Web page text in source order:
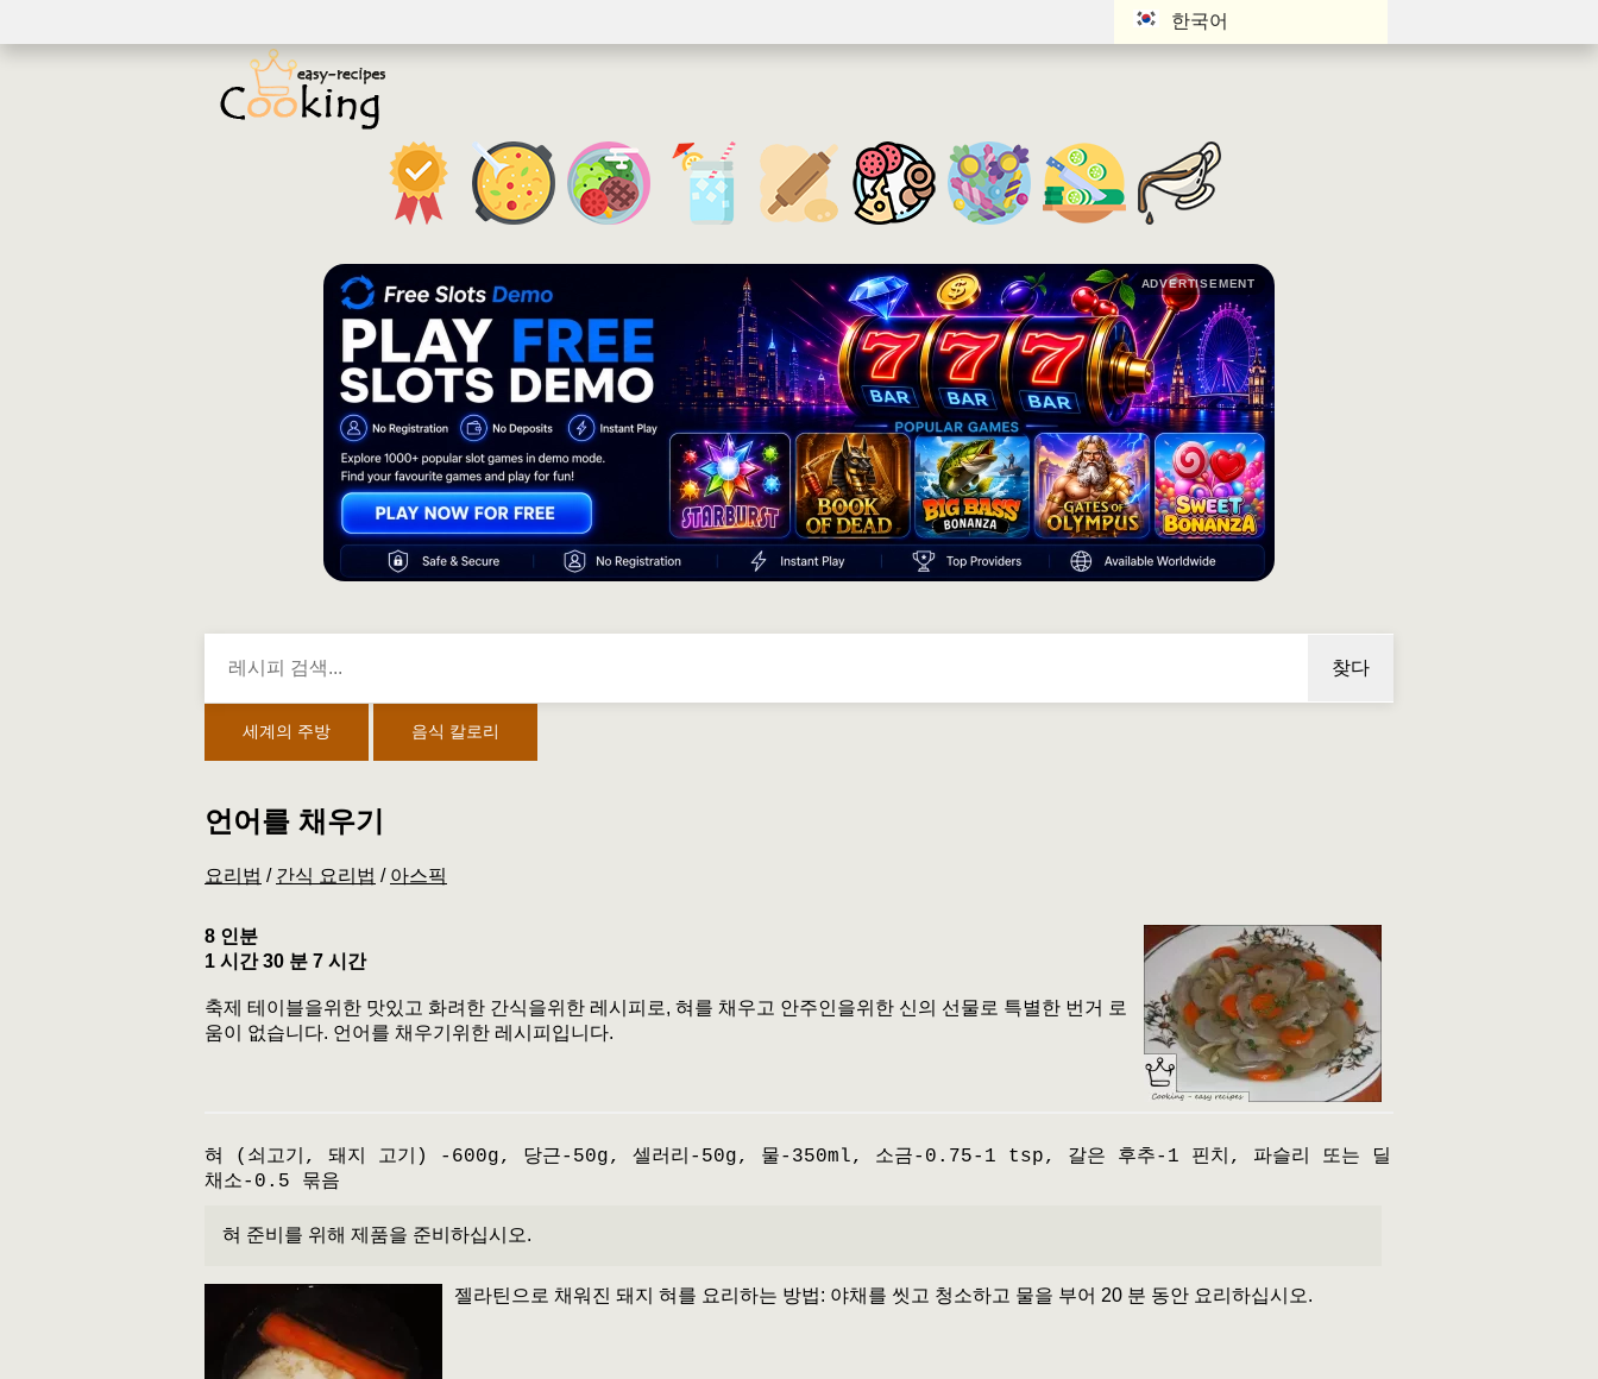
한국어
ADVERTISEMENT
찾다
세계의 주방 음식 칼로리
언어를 채우기
요리법 / 간식 요리법 / 아스픽
8 인분
1 시간 30 분 7 시간
축제 테이블을위한 맛있고 화려한 간식을위한 레시피로, 혀를 채우고 안주인을위한 신의 선물로 특별한 번거 로
움이 없습니다. 언어를 채우기위한 레시피입니다.
혀 (쇠고기, 돼지 고기) -600g, 당근-50g, 셀러리-50g, 물-350ml, 소금-0.75-1 tsp, 갈은 후추-1 핀치, 파슬리 또는 딜
채소-0.5 묶음
혀 준비를 위해 제품을 준비하십시오.
젤라틴으로 채워진 돼지 혀를 요리하는 방법: 야채를 씻고 청소하고 물을 부어 20 분 동안 요리하십시오.